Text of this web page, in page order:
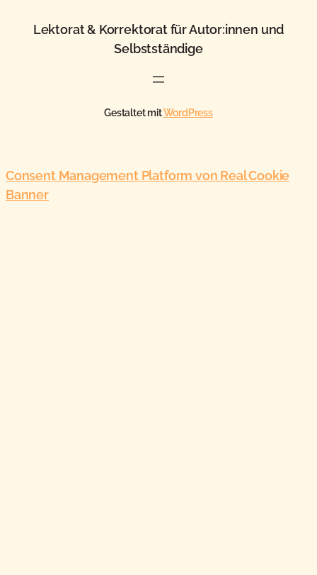
Lektorat & Korrektorat für Autor:innen und
Selbstständige
Gestaltet mitWordPress
Consent Management Platform von Real Cookie
Banner